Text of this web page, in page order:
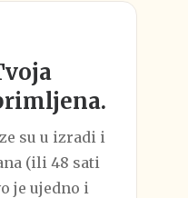
su u izradi i
(ili 48 sati
je ujedno i